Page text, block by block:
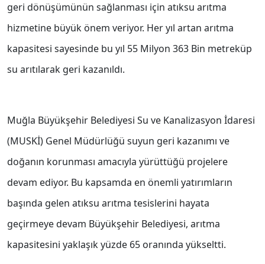
geri dönüşümünün sağlanması için atıksu arıtma
hizmetine büyük önem veriyor. Her yıl artan arıtma
kapasitesi sayesinde bu yıl 55 Milyon 363 Bin metreküp
su arıtılarak geri kazanıldı.
Muğla Büyükşehir Belediyesi Su ve Kanalizasyon İdaresi
(MUSKİ) Genel Müdürlüğü suyun geri kazanımı ve
doğanın korunması amacıyla yürüttüğü projelere
devam ediyor. Bu kapsamda en önemli yatırımların
başında gelen atıksu arıtma tesislerini hayata
geçirmeye devam Büyükşehir Belediyesi, arıtma
kapasitesini yaklaşık yüzde 65 oranında yükseltti.